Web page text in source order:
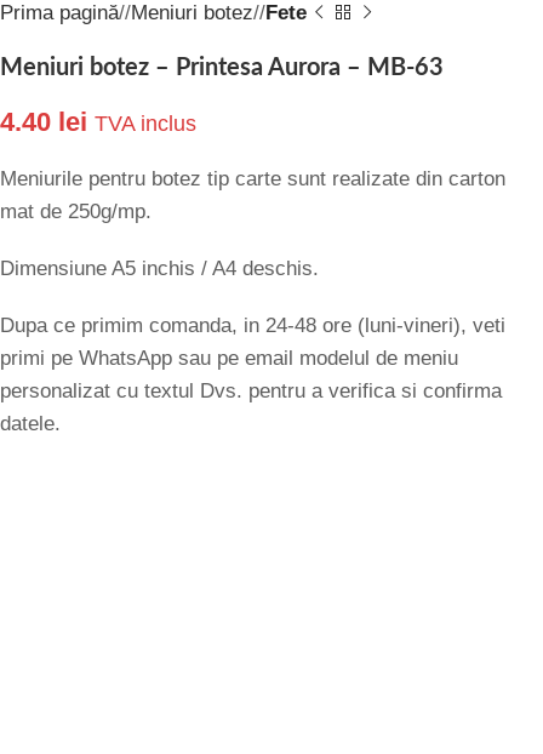
Prima pagină/ Meniuri botez/ Fete
Meniuri botez – Printesa Aurora – MB-63
4.40 lei TVA inclus
Meniurile pentru botez tip carte sunt realizate din carton
mat de 250g/mp.
Dimensiune A5 inchis / A4 deschis.
Dupa ce primim comanda, in 24-48 ore (luni-vineri), veti
primi pe WhatsApp sau pe email modelul de meniu
personalizat cu textul Dvs. pentru a verifica si confirma
datele.